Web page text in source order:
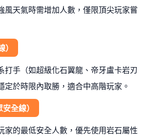
風天氣時需增加人數，僅限頂尖玩家嘗
打手（如超級化石翼龍、帝牙盧卡岩刃
定於時限內取勝，適合中高階玩家。
全線）
家的最低安全人數，優先使用岩石屬性